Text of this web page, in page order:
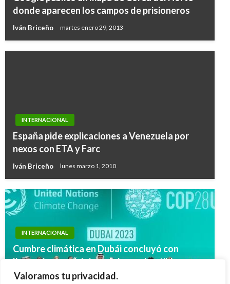
Valoramos tu privacidad.
donde aparecen los campos de prisioneros
Iván Briceño martes enero 29, 2013
INTERNACIONAL
España pide explicaciones a Venezuela por
nexos con ETA y Farc
Iván Briceño lunes marzo 1, 2010
INTERNACIONAL
Cumbre climática en Dubái concluyó con
llamamiento a “alejarse” de combustibles
fósiles; la ONU afirma que la eliminación de